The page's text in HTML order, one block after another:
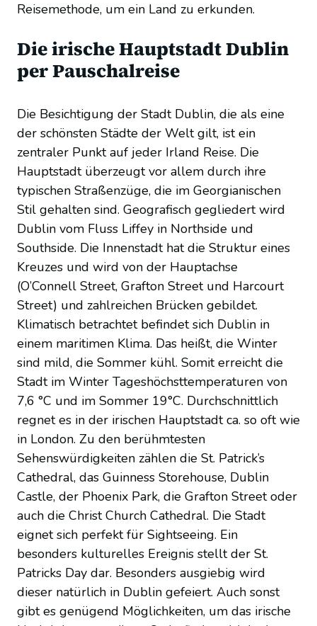
Reisemethode, um ein Land zu erkunden.
Die irische Hauptstadt Dublin
per Pauschalreise
Die Besichtigung der Stadt Dublin, die als eine
der schönsten Städte der Welt gilt, ist ein
zentraler Punkt auf jeder Irland Reise. Die
Hauptstadt überzeugt vor allem durch ihre
typischen Straßenzüge, die im Georgianischen
Stil gehalten sind. Geografisch gegliedert wird
Dublin vom Fluss Liffey in Northside und
Southside. Die Innenstadt hat die Struktur eines
Kreuzes und wird von der Hauptachse
(O’Connell Street, Grafton Street und Harcourt
Street) und zahlreichen Brücken gebildet.
Klimatisch betrachtet befindet sich Dublin in
einem maritimen Klima. Das heißt, die Winter
sind mild, die Sommer kühl. Somit erreicht die
Stadt im Winter Tageshöchsttemperaturen von
7,6 °C und im Sommer 19°C. Durchschnittlich
regnet es in der irischen Hauptstadt ca. so oft wie
in London. Zu den berühmtesten
Sehenswürdigkeiten zählen die St. Patrick’s
Cathedral, das Guinness Storehouse, Dublin
Castle, der Phoenix Park, die Grafton Street oder
auch die Christ Church Cathedral. Die Stadt
eignet sich perfekt für Sightseeing. Ein
besonders kulturelles Ereignis stellt der St.
Patricks Day dar. Besonders ausgiebig wird
dieser natürlich in Dublin gefeiert. Auch sonst
gibt es genügend Möglichkeiten, um das irische